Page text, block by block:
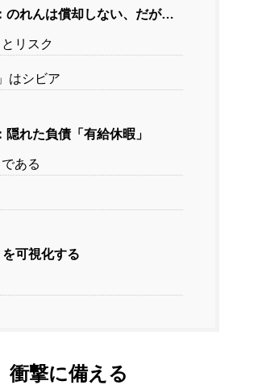
のれんは償却しない、だが…
リスク
はシビア
れた負債「有給休暇」
ある
可視化する
衝撃に備える